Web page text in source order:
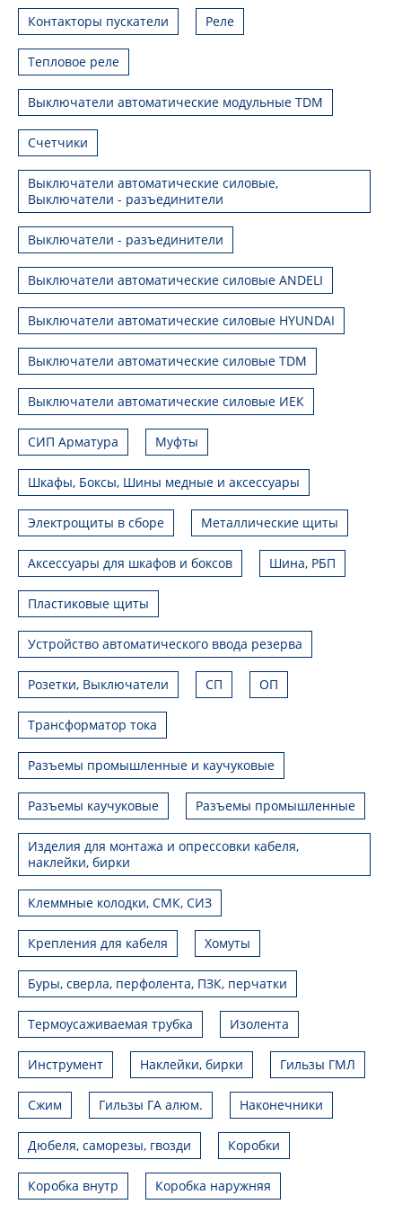
Контакторы пускатели Реле
Тепловое реле
Выключатели автоматические модульные TDM
Счетчики
Выключатели автоматические силовые,
Выключатели - разъединители
Выключатели - разъединители
Выключатели автоматические силовые ANDELI
Выключатели автоматические силовые HYUNDAI
Выключатели автоматические силовые TDM
Выключатели автоматические силовые ИЕК
СИП Арматура Муфты
Шкафы, Боксы, Шины медные и аксессуары
Электрощиты в сборе Металлические щиты
Аксессуары для шкафов и боксов Шина, РБП
Пластиковые щиты
Устройство автоматического ввода резерва
Розетки, Выключатели СП ОП
Трансформатор тока
Разъемы промышленные и каучуковые
Разъемы каучуковые Разъемы промышленные
Изделия для монтажа и опрессовки кабеля,
наклейки, бирки
Клеммные колодки, СМК, СИЗ
Крепления для кабеля Хомуты
Буры, сверла, перфолента, ПЗК, перчатки
Термоусаживаемая трубка Изолента
Инструмент Наклейки, бирки Гильзы ГМЛ
Сжим Гильзы ГА алюм. Наконечники
Дюбеля, саморезы, гвозди Коробки
Коробка внутр Коробка наружняя